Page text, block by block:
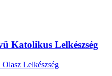
Katolikus Lelkészség